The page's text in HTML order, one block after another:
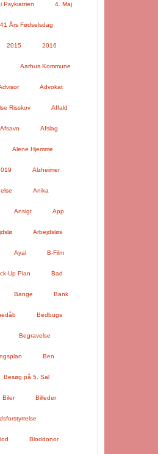
Psykiatrien 4. Maj
41 Års Fødselsdag
2015 2016
Aarhus Kommune
Advokat
Risskov Affald
Afsavn Afslag
Alene Hjemme
Alzheimer
Anika
Ansigt App
Arbejdsløs
Ayal B-Film
Up Plan Bad
Bange Bank
Bedbugs
Begravelse
Ben
Besøg på 5. Sal
Biler Billeder
Bloddonor